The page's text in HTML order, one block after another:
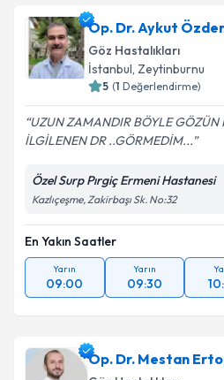
Op. Dr. Aykut
Göz Hastalıkları
İstanbul, Zeytinburnu
5 (1 Değerlendirme)
UZUN ZAMANDIR BÖYLE GÖZÜN
İLGİLENEN DR ..GÖRMEDİM...
Özel Surp Pırgiç Ermeni Hastanesi
Kazlıçeşme, Zakirbaşı Sk. No:32
En Yakın Saatler
Yarın
09:00
Yarın
09:30
Op. Dr. Mestan